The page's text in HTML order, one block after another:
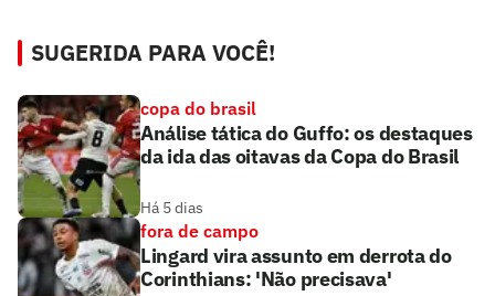
SUGERIDA PARA VOCÊ!
copa do brasil
Análise tática do Guffo: os destaques
da ida das oitavas da Copa do Brasil
Há 5 dias
fora de campo
Lingard vira assunto em derrota do
Corinthians: 'Não precisava'